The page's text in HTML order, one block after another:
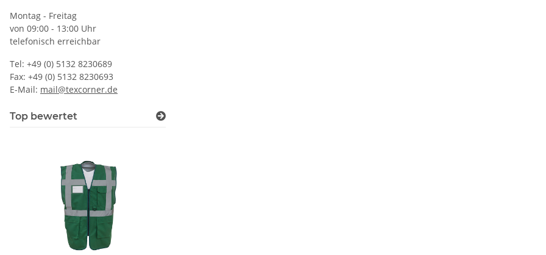
Montag - Freitag
von 09:00 - 13:00 Uhr
telefonisch erreichbar
Tel: +49 (0) 5132 8230689
Fax: +49 (0) 5132 8230693
E-Mail: mail@texcorner.de
Top bewertet